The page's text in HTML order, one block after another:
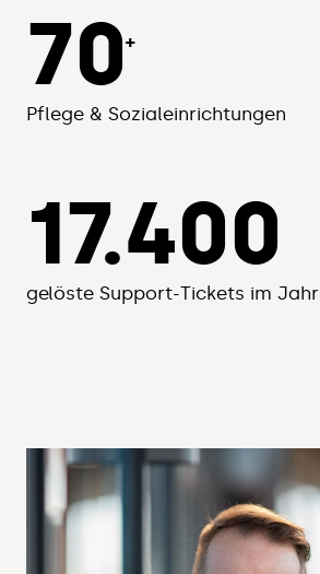
70+
Pflege & Sozialeinrichtungen
17.400
gelöste Support-Tickets im Jahr